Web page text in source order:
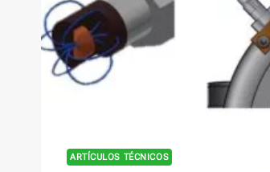
ARTÍCULOS TÉCNICOS